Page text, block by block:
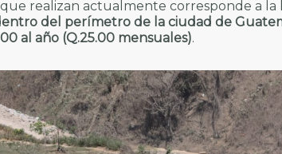
realizan actualmente corresponde a la
del perímetro de la ciudad de
al año (Q.25.00 mensuales).